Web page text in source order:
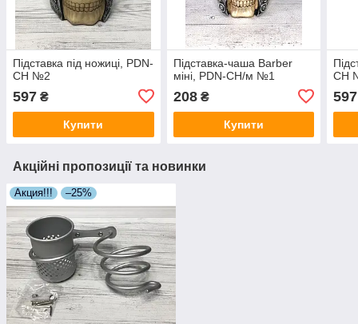
Підставка під ножиці, PDN-
CH №2
597 ₴
Купити
Підставка-чаша Barber
міні, PDN-CH/м №1
208₴
Купити
CH
597
Акційні пропозиції та новинки
Акция!!! –25%